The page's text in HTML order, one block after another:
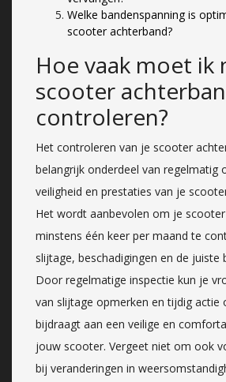
Welke bandenspanning is
scooter achterband?
Hoe vaak moet ik
scooter
controleren?
Het controleren van je scooter
belangrijk onderdeel van regelmatig
veiligheid en prestaties van je
Het wordt aanbevolen om je
minstens één keer per maand te
slijtage, beschadigingen en de juiste
Door regelmatige inspectie kun je
van slijtage opmerken en tijdig actie
bijdraagt aan een veilige en
jouw scooter. Vergeet niet om ook
bij veranderingen in